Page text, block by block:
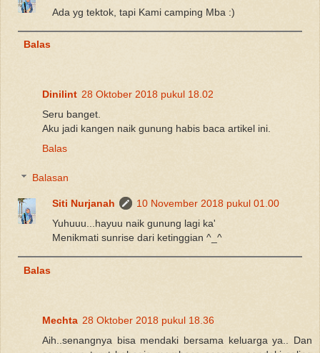
Ada yg tektok, tapi Kami camping Mba :)
Balas
Dinilint 28 Oktober 2018 pukul 18.02
Seru banget.
Aku jadi kangen naik gunung habis baca artikel ini.
Balas
Balasan
Siti Nurjanah
10 November 2018 pukul 01.00
Yuhuuu...hayuu naik gunung lagi ka'
Menikmati sunrise dari ketinggian ^_^
Balas
Mechta 28 Oktober 2018 pukul 18.36
Aih..senangnya bisa mendaki bersama keluarga ya.. Dan